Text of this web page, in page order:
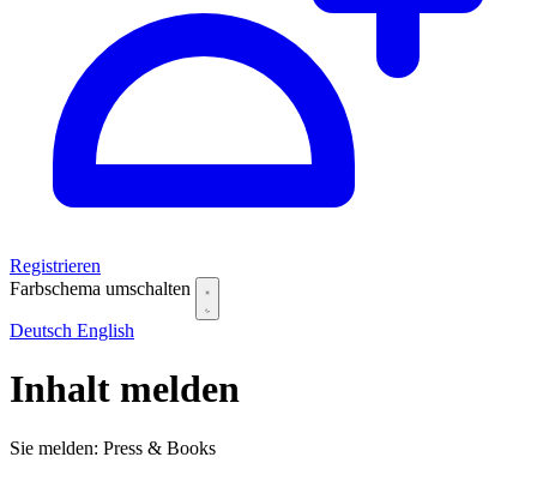
Registrieren
Farbschema umschalten
Deutsch English
Inhalt melden
Sie melden: Press & Books